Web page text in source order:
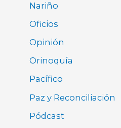
Nariño
Oficios
Opinión
Orinoquía
Pacífico
Paz y Reconciliación
Pódcast